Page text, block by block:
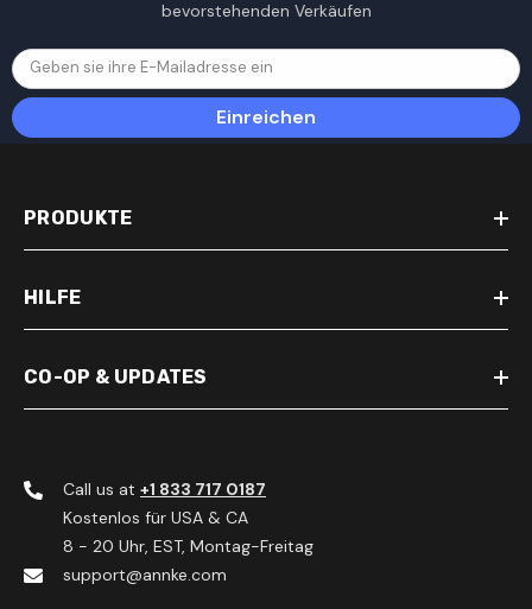
bevorstehenden Verkäufen
Geben sie ihre E-Mailadresse ein
Einreichen
PRODUKTE
HILFE
CO-OP & UPDATES
Call us at +1 833 717 0187
Kostenlos für USA & CA
8 - 20 Uhr, EST, Montag-Freitag
support@annke.com